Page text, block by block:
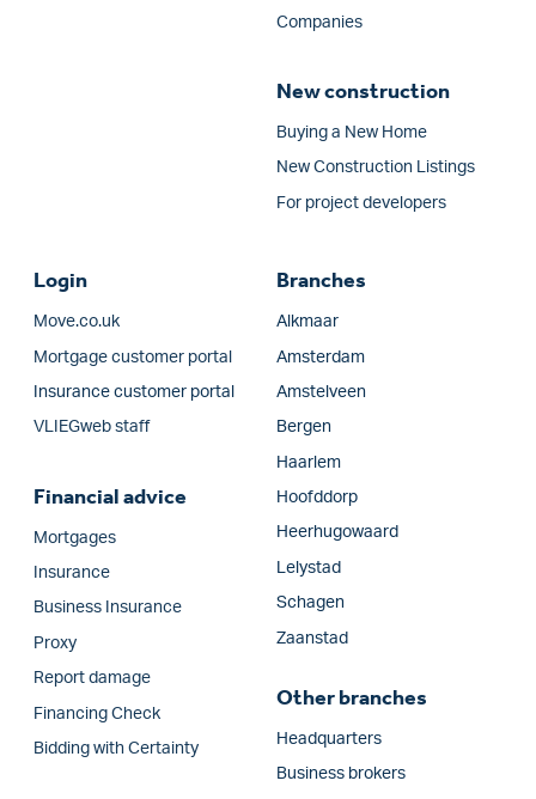
Companies
New construction
Buying a New Home
New Construction Listings
For project developers
Login
Move.co.uk
Mortgage customer portal
Insurance customer portal
VLIEGweb staff
Financial advice
Mortgages
Insurance
Business Insurance
Proxy
Report damage
Financing Check
Bidding with Certainty
Branches
Alkmaar
Amsterdam
Amstelveen
Bergen
Haarlem
Hoofddorp
Heerhugowaard
Lelystad
Schagen
Zaanstad
Other branches
Headquarters
Business brokers